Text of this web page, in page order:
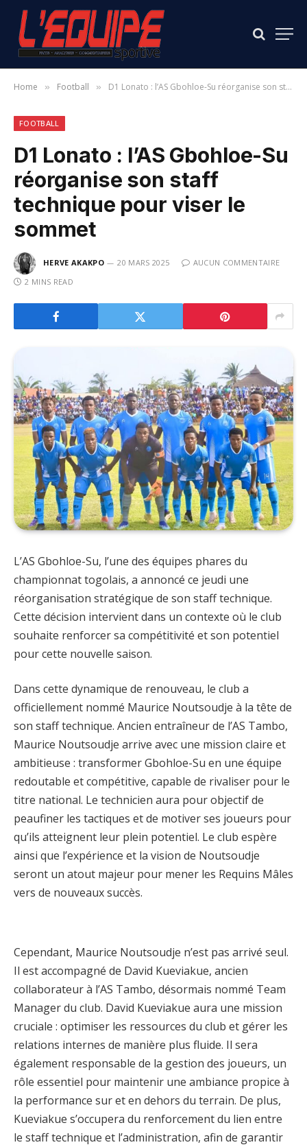
Home » Football » D1 Lonato : l’AS Gbohloe-Su réorganise son staff technique pour viser le sommet
FOOTBALL
D1 Lonato : l’AS Gbohloe-Su
réorganise son staff
technique pour viser le
sommet
HERVE AKAKPO 20 MARS 2025
AUCUN COMMENTAIRE
2 MINS READ
L’AS Gbohloe-Su, l’une des équipes phares du
championnat togolais, a annoncé ce jeudi une
réorganisation stratégique de son staff technique.
Cette décision intervient dans un contexte où le club
souhaite renforcer sa compétitivité et son potentiel
pour cette nouvelle saison.
Dans cette dynamique de renouveau, le club a
officiellement nommé Maurice Noutsoudje à la tête de
son staff technique. Ancien entraîneur de l’AS Tambo,
Maurice Noutsoudje arrive avec une mission claire et
ambitieuse : transformer Gbohloe-Su en une équipe
redoutable et compétitive, capable de rivaliser pour le
titre national. Le technicien aura pour objectif de
peaufiner les tactiques et de motiver ses joueurs pour
qu’ils atteignent leur plein potentiel. Le club espère
ainsi que l’expérience et la vision de Noutsoudje
seront un atout majeur pour mener les Requins Mâles
vers de nouveaux succès.
Cependant, Maurice Noutsoudje n’est pas arrivé seul.
Il est accompagné de David Kueviakue, ancien
collaborateur à l’AS Tambo, désormais nommé Team
Manager du club. David Kueviakue aura une mission
cruciale : optimiser les ressources du club et gérer les
relations internes de manière plus fluide. Il sera
également responsable de la gestion des joueurs, un
rôle essentiel pour maintenir une ambiance propice à
la performance sur et en dehors du terrain. De plus,
Kueviakue s’occupera du renforcement du lien entre
le staff technique et l’administration, afin de garantir